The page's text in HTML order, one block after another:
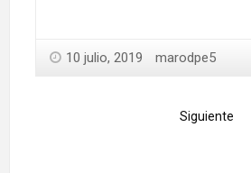
10 julio, 2019 marodpe5
Siguiente